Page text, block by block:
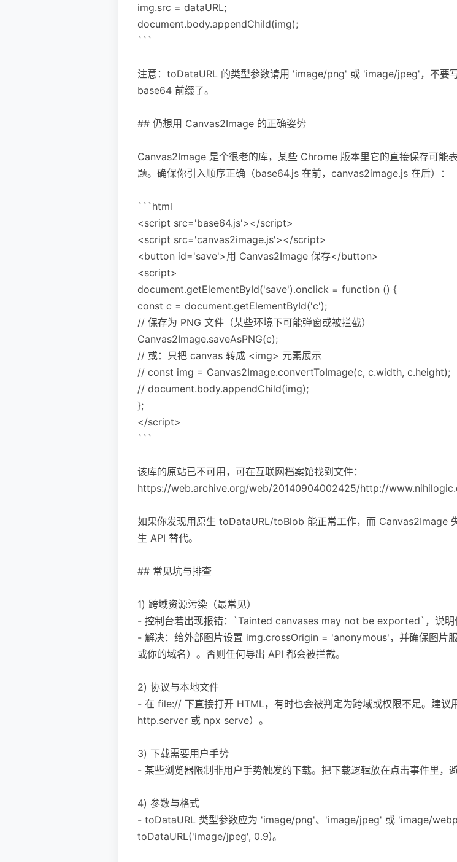
img.src = dataURL;
document.body.appendChild(img);
```
注意：toDataURL 的类型参数请用 'image/png' 或 'image/jpeg'，不要
base64 前缀了。
## 仍想用 Canvas2Image 的正确姿势
Canvas2Image 是个很老的库，某些 Chrome 版本里它的直接保存可能
题。确保你引入顺序正确（base64.js 在前，canvas2image.js 在后）：
```html
<script src='base64.js'></script>
<script src='canvas2image.js'></script>
<button id='save'>用 Canvas2Image 保存</button>
<script>
document.getElementById('save').onclick = function () {
const c = document.getElementById('c');
// 保存为 PNG 文件（某些环境下可能弹窗或被拦截）
Canvas2Image.saveAsPNG(c);
// 或：只把 canvas 转成 <img> 元素展示
// const img = Canvas2Image.convertToImage(c, c.width, c.height);
// document.body.appendChild(img);
};
</script>
```
该库的原站已不可用，可在互联网档案馆找到文件：
https://web.archive.org/web/20140904002425/http://
如果你发现用原生 toDataURL/toBlob 能正常工作，而 Canvas2Image
生 API 替代。
## 常见坑与排查
1) 跨域资源污染（最常见）
- 控制台若出现报错：`Tainted canvases may not be exported`，说明
- 解决：给外部图片设置 img.crossOrigin = 'anonymous'，并确保图
或你的域名）。否则任何导出 API 都会被拦截。
2) 协议与本地文件
- 在 file:// 下直接打开 HTML，有时也会被判定为跨域或权限不足。建
http.server 或 npx serve）。
3) 下载需要用户手势
- 某些浏览器限制非用户手势触发的下载。把下载逻辑放在点击事件里，避
4) 参数与格式
- toDataURL 类型参数应为 'image/png'、'image/jpeg' 或 'image/
toDataURL('image/jpeg', 0.9)。